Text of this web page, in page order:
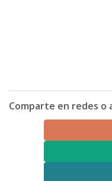
Comparte en redes o